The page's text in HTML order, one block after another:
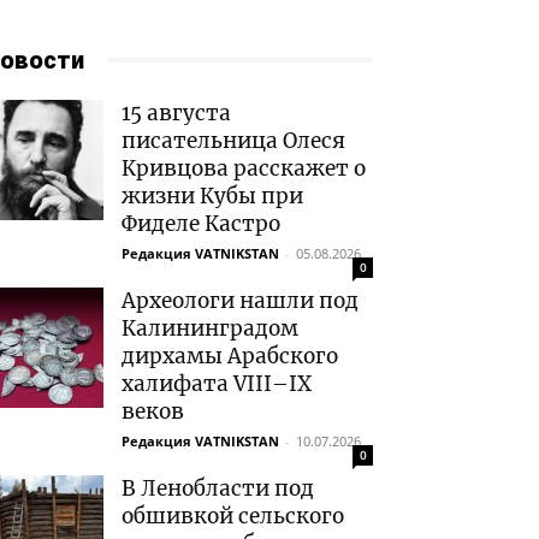
15 августа
писательница Олеся
Кривцова расскажет о
жизни Кубы при
Фиделе Кастро
Редакция VATNIKSTAN - 05.08.2026
0
Археологи нашли под
Калининградом
дирхамы Арабского
халифата VIII–IX
веков
Редакция VATNIKSTAN - 10.07.2026
0
В Ленобласти под
обшивкой сельского